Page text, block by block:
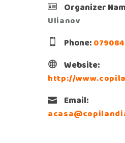
Organizer
Ulianov
Phone:
Website:
http://
Email: